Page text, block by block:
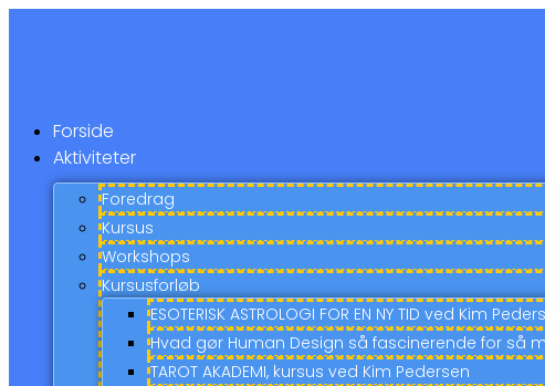
Videre
Forside
Aktiviteter
Foredrag
Kursus
Workshops
Kursusforløb
ESOTERISK ASTROLOGI FOR EN NY TID ved Kim
Hvad gør Human Design så fascinerende for så
TAROT AKADEMI, kursus ved Kim Pedersen